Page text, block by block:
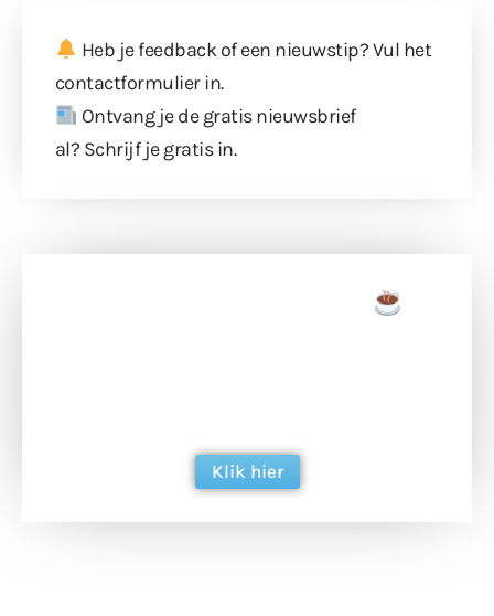
Heb je feedback of een nieuwstip? Vul het
contactformulierin.
Ontvang je de gratis nieuwsbrief
al? Schrijf je gratis in.
Klik hier